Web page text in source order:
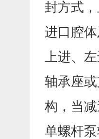
封方式
进口腔
上进、
轴承座
构，当
单螺杆